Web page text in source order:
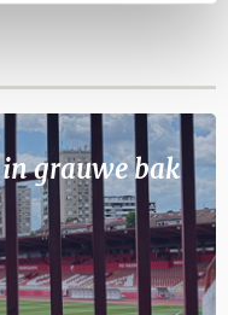
grauwe bak